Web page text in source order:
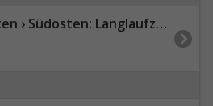
Langlaufzentrum Gantrisch